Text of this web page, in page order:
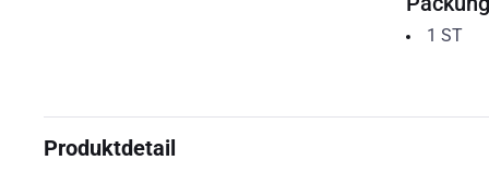
1 ST
Produktdetail